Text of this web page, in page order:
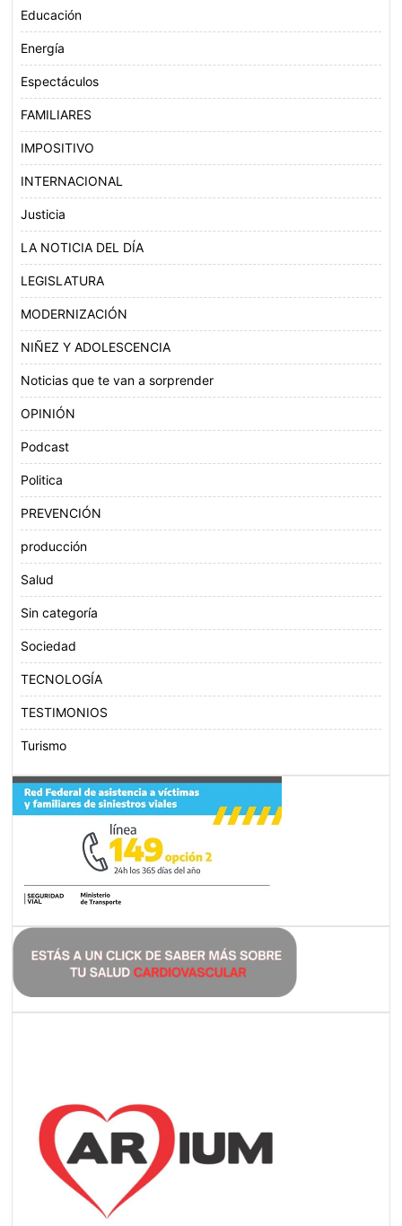
Educación
Energía
Espectáculos
FAMILIARES
IMPOSITIVO
INTERNACIONAL
Justicia
LA NOTICIA DEL DÍA
LEGISLATURA
MODERNIZACIÓN
NIÑEZ Y ADOLESCENCIA
Noticias que te van a sorprender
OPINIÓN
Podcast
Politica
PREVENCIÓN
producción
Salud
Sin categoría
Sociedad
TECNOLOGÍA
TESTIMONIOS
Turismo